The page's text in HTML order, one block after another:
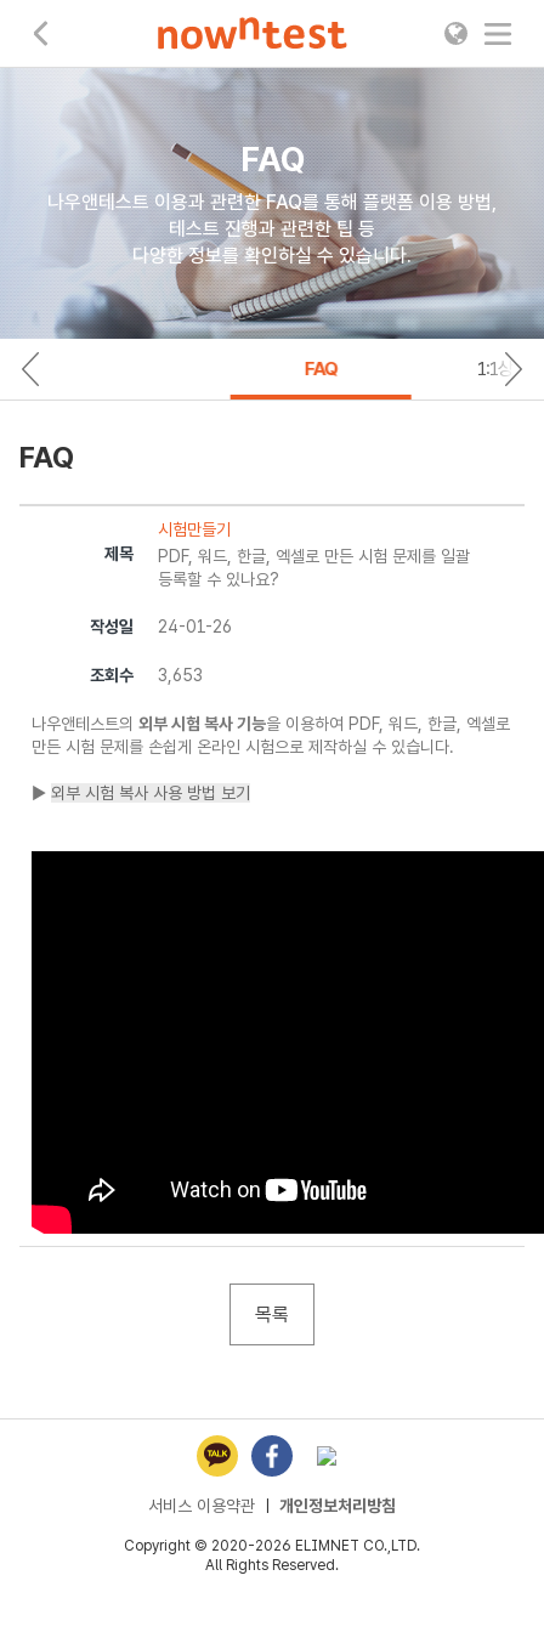
FAQ
나우앤테스트 이용과 관련한 FAQ를 통해 플랫폼 이용 방법,
테스트 진행과 관련한 팁 등
다양한 정보를 확인하실 수 있습니다.
FAQ 1:1상담
FAQ
제목
시험만들기
PDF, 워드, 한글, 엑셀로 만든 시험 문제를 일괄
등록할 수 있나요?
작성일 24-01-26
조회수 3,653
나우앤테스트의 외부 시험 복사 기능을 이용하여 PDF, 워드, 한글, 엑셀로
만든 시험 문제를 손쉽게 온라인 시험으로 제작하실 수 있습니다.
▶ 외부 시험 복사 사용 방법 보기
목록
서비스 이용약관 개인정보처리방침
Copyright © 2020-2026 ELIMNET CO.,LTD.
All Rights Reserved.